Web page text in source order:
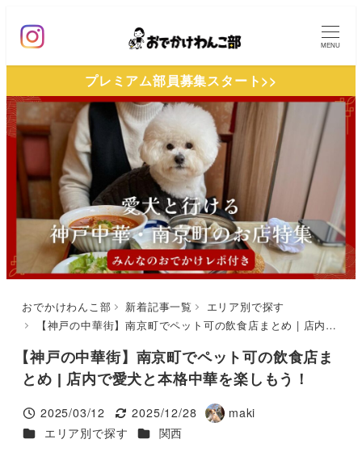
ン
ン
テ
ツ
移
MENU
プレミアム部員募集スタート>>
おでかけわんこ部 新着記事一覧
エリア別で探す
【神戸の中華街】南京町でペット可の飲食店まとめ | 店内で愛犬と本格中華を楽しもう！
【神戸の中華街】南京町でペット可の飲食店ま
とめ | 店内で愛犬と本格中華を楽しもう！
投稿日
2025/03/12
更新日
2025/12/28
著
maki
カテゴリー
エリア別で探す カテゴリー
関西